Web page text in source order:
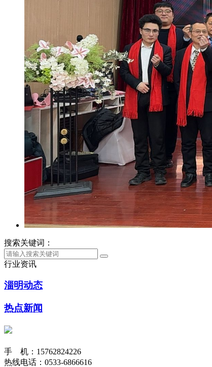
搜索关键词：
行业资讯
淄明动态
热点新闻
手 机：15762824226
热线电话：0533-6866616